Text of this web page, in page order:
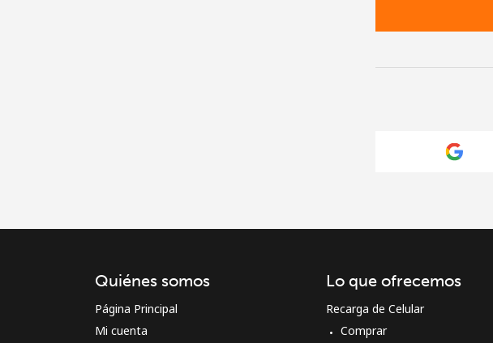
Quiénes somos
Página Principal
Mi cuenta
Lo que ofrecemos
Recarga de Celular
Comprar